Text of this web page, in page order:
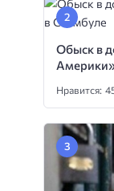
Обыск в
Нравится: